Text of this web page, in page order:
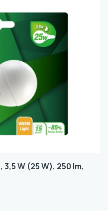
W (25 W), 250 lm,